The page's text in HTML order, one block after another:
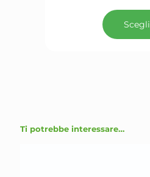
Scegli
Ti potrebbe interessare…